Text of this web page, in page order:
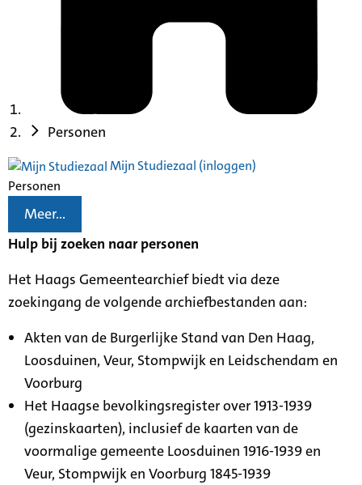
Personen
Mijn Studiezaal (inloggen)
Personen
Meer...
Hulp bij zoeken naar personen
Het Haags Gemeentearchief biedt via deze
zoekingang de volgende archiefbestanden aan:
Akten van de Burgerlijke Stand van Den Haag,
Loosduinen, Veur, Stompwijk en Leidschendam en
Voorburg
Het Haagse bevolkingsregister over 1913-1939
(gezinskaarten), inclusief de kaarten van de
voormalige gemeente Loosduinen 1916-1939 en
Veur, Stompwijk en Voorburg 1845-1939